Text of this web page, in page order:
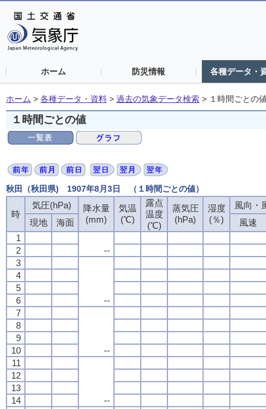
ホーム 防災情報 各種データ・
ホーム > 各種データ・資料 > 過去の気象データ検索 > １時間ごとの
１時間ごとの値
秋田（秋田県) 1907年8月3日 （１時間ごとの値）
時
気圧(hPa)
降水量
(mm)
気温
(℃)
露点
温度
(℃)
蒸気圧
(hPa)
湿度
(％)
風向・
現地
海面
風速
1
--
2
3
--
4
5
6
7
--
8
9
10
11
--
12
13
14
時
気圧(hPa)
降水量
(mm)
気温
(℃)
露点
温度
(℃)
蒸気圧
(hPa)
湿度
(％)
風向・
現地
海面
風速
1
--
2
3
--
4
5
6
7
--
8
9
10
11
--
12
13
14
時
気圧(hPa)
降水量
(mm)
気温
(℃)
露点
温度
(℃)
蒸気圧
(hPa)
湿度
(％)
風向・
現地
海面
風速
1
--
2
3
--
4
5
6
7
--
8
9
10
11
--
12
13
14
時
気圧(hPa)
降水量
(mm)
気温
(℃)
露点
温度
(℃)
蒸気圧
(hPa)
湿度
(％)
風向・
現地
海面
風速
1
--
2
3
--
4
5
6
7
--
8
9
10
11
--
12
13
14